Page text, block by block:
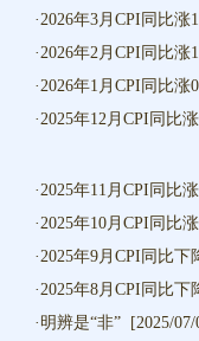
·2026年3月CPI同比涨
·2026年2月CPI同比涨
·2026年1月CPI同比涨
·2025年12月CPI同比
·2025年11月CPI同比
·2025年10月CPI同比
·2025年9月CPI同比下
·2025年8月CPI同比下
· 明辨是“非” [2025/